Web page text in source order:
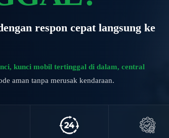
respon cepat langsung ke
kunci mobil tertinggal di dalam, central
aman tanpa merusak kendaraan.